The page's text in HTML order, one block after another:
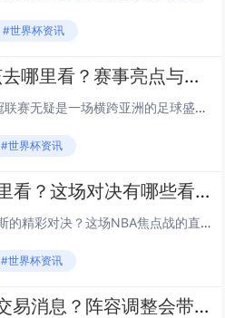
#世界杯资讯
2022亚冠联赛直播该去哪里看？赛事亮点与观赛指南全解析
对于足球迷来说,2022年的亚冠联赛无疑是一场横跨亚洲的足球盛宴，无论是中超球队的青春风暴，还是西亚豪强的强强对话，都让球迷们心潮澎湃，但不少人会问：2022亚冠联赛直播该去哪里看？赛事又有哪些值得关注的亮点？ 下面就从直播平台、赛制调整、...
#世界杯资讯
湖人vs尼克斯直播哪里看？这场对决有哪些看点值得关注？
想要第一时间锁定湖人与尼克斯的精彩对决？这场NBA焦点战的直播渠道、核心看点都帮你整理好了！不管你是詹眉的死忠粉，还是尼克斯的“纽约德比”爱好者，这份观赛指南能让你看得更明白、更过瘾。 直播渠道全梳理：这些平台能看实时对战 想在线看湖人...
#世界杯资讯
篮网今天有什么最新交易消息？阵容调整会带来哪些变化？